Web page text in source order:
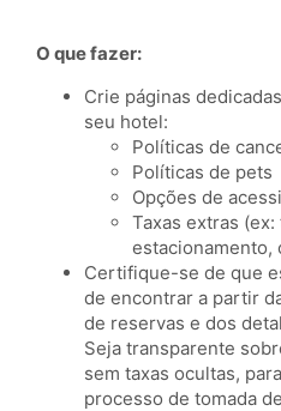
O que fazer:
Crie páginas
seu hotel:
Políticas de
Políticas de pets
Opções de
Taxas extras
estacionamento,
Certifique-se de que
de encontrar a partir
de reservas e dos
Seja transparente
sem taxas ocultas,
processo de tomada